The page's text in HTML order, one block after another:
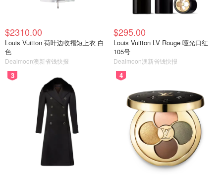
$2310.00
Louis Vuitton 荷叶边收褶短上衣 白
色
Dealmoon澳新省钱快报
$295.00
Louis Vuitton LV Rouge 哑光口红
105号
Dealmoon澳新省钱快报
3 4